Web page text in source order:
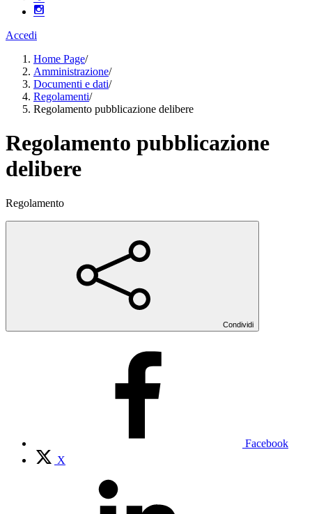
Accedi
Home Page/
Amministrazione/
Documenti e dati/
Regolamenti/
Regolamento pubblicazione delibere
Regolamento pubblicazione
delibere
Regolamento
Condividi
Facebook
X